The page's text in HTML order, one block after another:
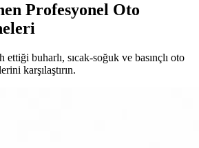
Profesyonel Oto
buharlı, sıcak-soğuk ve basınçlı oto
karşılaştırın.